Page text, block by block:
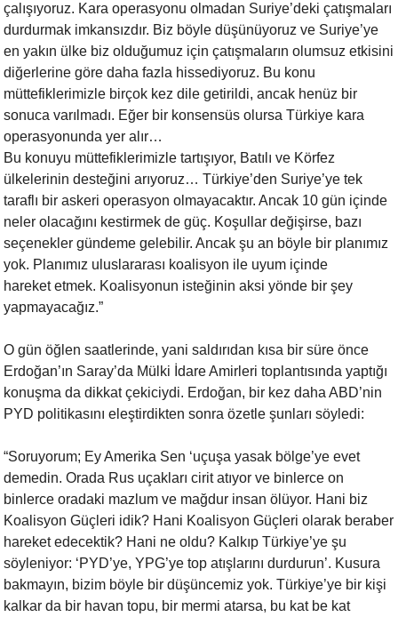
çalışıyoruz. Kara operasyonu olmadan Suriye’deki çatışmaları
durdurmak imkansızdır. Biz böyle düşünüyoruz ve Suriye’ye
en yakın ülke biz olduğumuz için çatışmaların olumsuz etkisini
diğerlerine göre daha fazla hissediyoruz. Bu konu
müttefiklerimizle birçok kez dile getirildi, ancak henüz bir
sonuca varılmadı. Eğer bir konsensüs olursa Türkiye kara
operasyonunda yer alır…
Bu konuyu müttefiklerimizle tartışıyor, Batılı ve Körfez
ülkelerinin desteğini arıyoruz… Türkiye’den Suriye’ye tek
taraflı bir askeri operasyon olmayacaktır. Ancak 10 gün içinde
neler olacağını kestirmek de güç. Koşullar değişirse, bazı
seçenekler gündeme gelebilir. Ancak şu an böyle bir planımız
yok. Planımız uluslararası koalisyon ile uyum içinde
hareket etmek. Koalisyonun isteğinin aksi yönde bir şey
yapmayacağız.”
O gün öğlen saatlerinde, yani saldırıdan kısa bir süre önce
Erdoğan’ın Saray’da Mülki İdare Amirleri toplantısında yaptığı
konuşma da dikkat çekiciydi. Erdoğan, bir kez daha ABD’nin
PYD politikasını eleştirdikten sonra özetle şunları söyledi:
“Soruyorum; Ey Amerika Sen ‘uçuşa yasak bölge’ye evet
demedin. Orada Rus uçakları cirit atıyor ve binlerce on
binlerce oradaki mazlum ve mağdur insan ölüyor. Hani biz
Koalisyon Güçleri idik? Hani Koalisyon Güçleri olarak beraber
hareket edecektik? Hani ne oldu? Kalkıp Türkiye’ye şu
söyleniyor: ‘PYD’ye, YPG’ye top atışlarını durdurun’. Kusura
bakmayın, bizim böyle bir düşüncemiz yok. Türkiye’ye bir kişi
kalkar da bir havan topu, bir mermi atarsa, bu kat be kat